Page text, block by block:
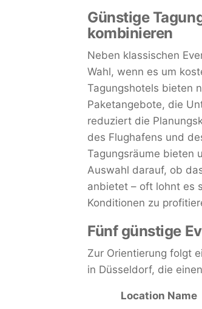
Günstige
kombinieren
Neben klassischen
Wahl, wenn es um
Tagungshotels bieten
Paketangebote, die
reduziert die
des Flughafens und
Tagungsräume bieten
Auswahl darauf, ob
anbietet – oft lohnt es
Konditionen zu
Fünf günstige
Zur Orientierung folgt
in Düsseldorf, die
Location Name